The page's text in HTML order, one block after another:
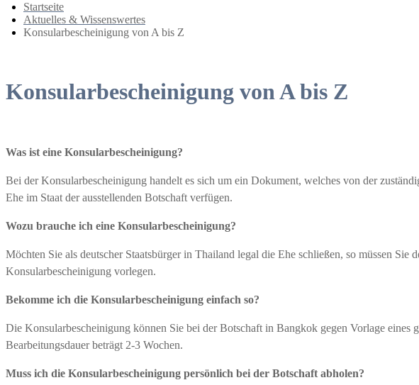
Startseite
Aktuelles & Wissenswertes
Konsularbescheinigung von A bis Z
Konsularbescheinigung von A bis Z
Was ist eine Konsularbescheinigung?
Bei der Konsularbescheinigung handelt es sich um ein Dokument, welches von der
Ehe im Staat der ausstellenden Botschaft verfügen.
Wozu brauche ich eine Konsularbescheinigung?
Möchten Sie als deutscher Staatsbürger in Thailand legal die Ehe schließen, so müssen
Konsularbescheinigung vorlegen.
Bekomme ich die Konsularbescheinigung einfach so?
Die Konsularbescheinigung können Sie bei der Botschaft in Bangkok gegen Vorlage eines
Bearbeitungsdauer beträgt 2-3 Wochen.
Muss ich die Konsularbescheinigung persönlich bei der Botschaft abholen?